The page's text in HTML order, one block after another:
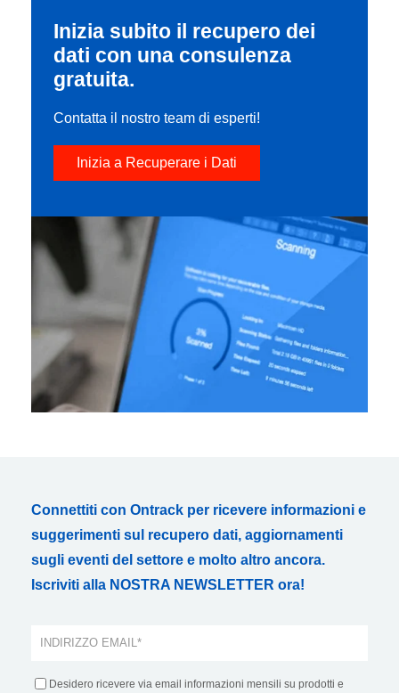
Inizia subito il recupero dei
dati con una consulenza
gratuita.
Contatta il nostro team di esperti!
Inizia a Recuperare i Dati
Connettiti con Ontrack per ricevere informazioni e
suggerimenti sul recupero dati, aggiornamenti
sugli eventi del settore e molto altro ancora.
Iscriviti alla NOSTRA NEWSLETTER ora!
Desidero ricevere via email informazioni mensili su prodotti e